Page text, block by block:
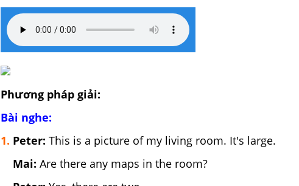
Phương pháp giải:
Bài nghe:
1. Peter: This is a picture of my living room. It's large.
Mai: Are there any maps in the room?